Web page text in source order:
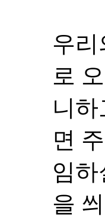
우리
로
니
면
임
을